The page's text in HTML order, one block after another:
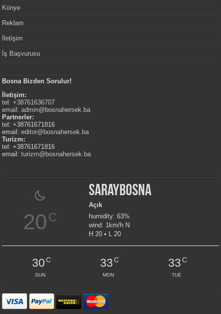
Künye
Reklam
İletişim
İş Başvurusu
Bosna Bizden Sorulur!
İletişim:
tel: +38761636707
email:admin@bosnahersek.ba
Partnerler:
tel: +38761671816
email:editor@bosnahersek.ba
Turizm:
tel: +38761671816
email:turizm@bosnahersek.ba
20C
Saraybosna
Açık
humidity: 63%
wind: 1km/h N
H 20 • L 20
30C
SUN
33C
MON
33C
TUE